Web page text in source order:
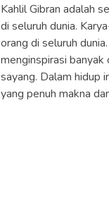
Kahlil Gibran adalah
di seluruh dunia.
orang di seluruh
menginspirasi banyak
sayang. Dalam hidup
yang penuh makna